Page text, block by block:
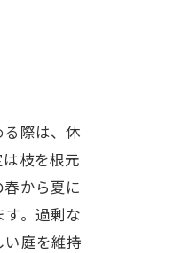
際は、休
枝を根元
から夏に
。過剰な
い庭を維持